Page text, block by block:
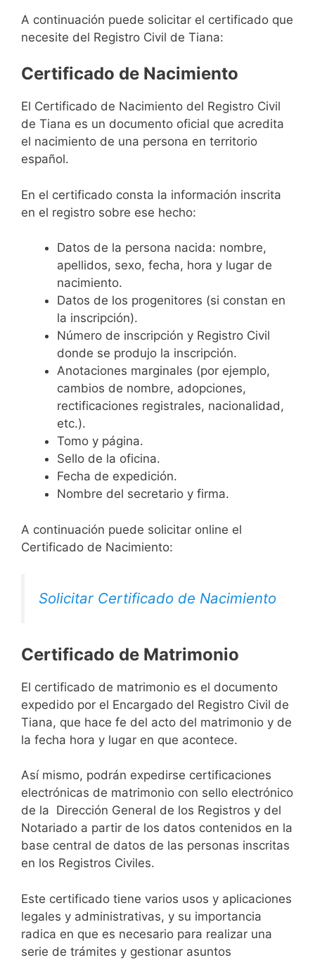
A continuación puede solicitar el certificado que
necesite del Registro Civil de Tiana:
Certificado de Nacimiento
El Certificado de Nacimiento del Registro Civil
de Tiana es un documento oficial que acredita
el nacimiento de una persona en territorio
español.
En el certificado consta la información inscrita
en el registro sobre ese hecho:
Datos de la persona nacida: nombre,
apellidos, sexo, fecha, hora y lugar de
nacimiento.
Datos de los progenitores (si constan en
la inscripción).
Número de inscripción y Registro Civil
donde se produjo la inscripción.
Anotaciones marginales (por ejemplo,
cambios de nombre, adopciones,
rectificaciones registrales, nacionalidad,
etc.).
Tomo y página.
Sello de la oficina.
Fecha de expedición.
Nombre del secretario y firma.
A continuación puede solicitar online el
Certificado de Nacimiento:
Solicitar Certificado de Nacimiento
Certificado de Matrimonio
El certificado de matrimonio es el documento
expedido por el Encargado del Registro Civil de
Tiana, que hace fe del acto del matrimonio y de
la fecha hora y lugar en que acontece.
Así mismo, podrán expedirse certificaciones
electrónicas de matrimonio con sello electrónico
de la Dirección General de los Registros y del
Notariado a partir de los datos contenidos en la
base central de datos de las personas inscritas
en los Registros Civiles.
Este certificado tiene varios usos y aplicaciones
legales y administrativas, y su importancia
radica en que es necesario para realizar una
serie de trámites y gestionar asuntos